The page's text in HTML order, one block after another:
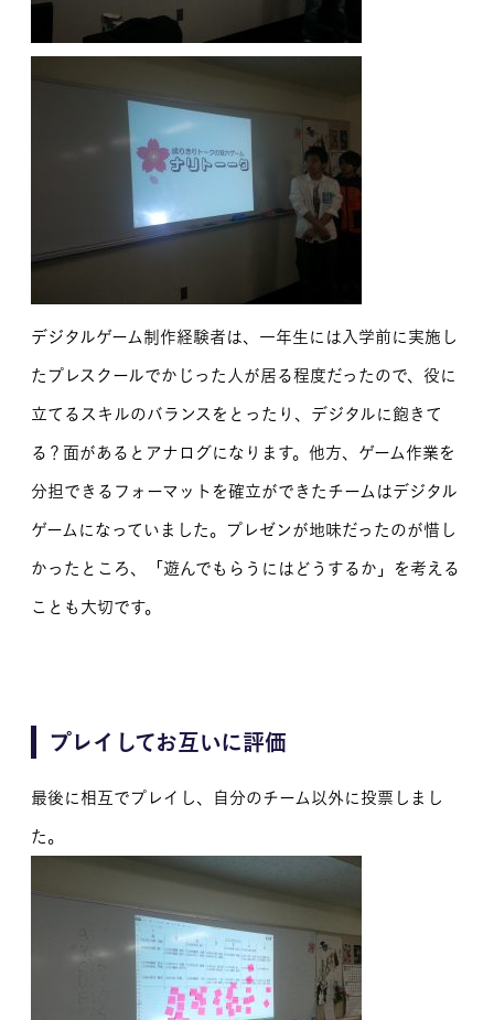
デジタルゲーム制作経験者は、一年生には入学前に実施し
たプレスクールでかじった人が居る程度だったので、役に
立てるスキルのバランスをとったり、デジタルに飽きて
る？面があるとアナログになります。他方、ゲーム作業を
分担できるフォーマットを確立ができたチームはデジタル
ゲームになっていました。プレゼンが地味だったのが惜し
かったところ、「遊んでもらうにはどうするか」を考える
ことも大切です。
プレイしてお互いに評価
最後に相互でプレイし、自分のチーム以外に投票しまし
た。